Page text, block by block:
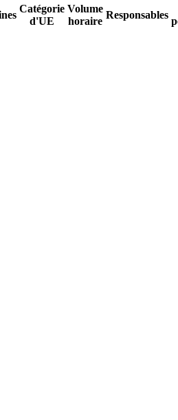
Catégorie
d'UE
Volume
horaire
Responsables